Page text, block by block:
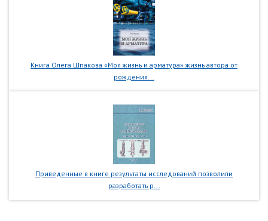
Книга Олега Шпакова «Моя жизнь и арматура» жизнь автора от
рождения...
Приведенные в книге результаты исследований позволили
разработать р...